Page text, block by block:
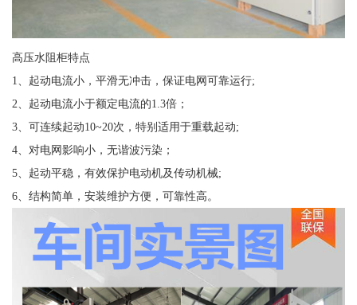
高压水阻柜特点
1、起动电流小，平滑无冲击，保证电网可靠运行;
2、起动电流小于额定电流的1.3倍；
3、可连续起动10~20次，特别适用于重载起动;
4、对电网影响小，无谐波污染；
5、起动平稳，有效保护电动机及传动机械;
6、结构简单，安装维护方便，可靠性高。